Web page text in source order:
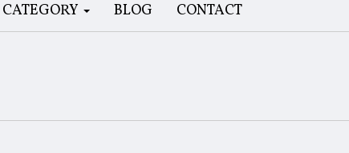
CATEGORY BLOG CONTACT